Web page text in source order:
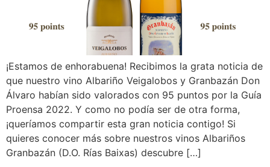
¡Estamos de enhorabuena! Recibimos la grata noticia de
que nuestro vino Albariño Veigalobos y Granbazán Don
Álvaro habían sido valorados con 95 puntos por la Guía
Proensa 2022. Y como no podía ser de otra forma,
¡queríamos compartir esta gran noticia contigo! Si
quieres conocer más sobre nuestros vinos Albariños
Granbazán (D.O. Rías Baixas) descubre […]